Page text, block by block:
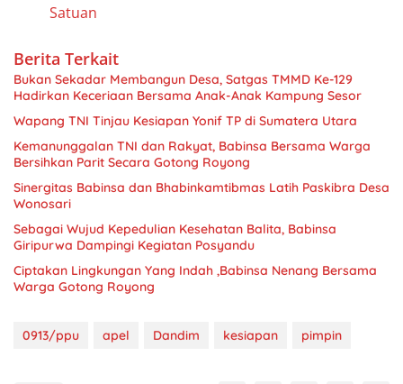
Satuan
Berita Terkait
Bukan Sekadar Membangun Desa, Satgas TMMD Ke-129
Hadirkan Keceriaan Bersama Anak-Anak Kampung Sesor
Wapang TNI Tinjau Kesiapan Yonif TP di Sumatera Utara
Kemanunggalan TNI dan Rakyat, Babinsa Bersama Warga
Bersihkan Parit Secara Gotong Royong
Sinergitas Babinsa dan Bhabinkamtibmas Latih Paskibra Desa
Wonosari
Sebagai Wujud Kepedulian Kesehatan Balita, Babinsa
Giripurwa Dampingi Kegiatan Posyandu
Ciptakan Lingkungan Yang Indah ,Babinsa Nenang Bersama
Warga Gotong Royong
0913/ppu apel Dandim kesiapan pimpin